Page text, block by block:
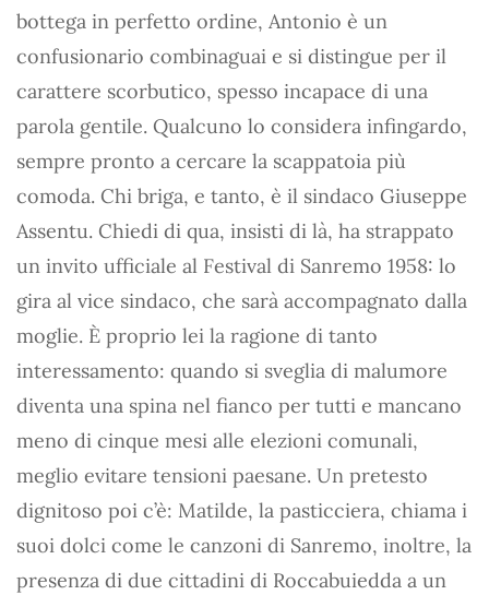
bottega in perfetto ordine, Antonio è un
confusionario combinaguai e si distingue per il
carattere scorbutico, spesso incapace di una
parola gentile. Qualcuno lo considera infingardo,
sempre pronto a cercare la scappatoia più
comoda. Chi briga, e tanto, è il sindaco Giuseppe
Assentu. Chiedi di qua, insisti di là, ha strappato
un invito ufficiale al Festival di Sanremo 1958: lo
gira al vice sindaco, che sarà accompagnato dalla
moglie. È proprio lei la ragione di tanto
interessamento: quando si sveglia di malumore
diventa una spina nel fianco per tutti e mancano
meno di cinque mesi alle elezioni comunali,
meglio evitare tensioni paesane. Un pretesto
dignitoso poi c’è: Matilde, la pasticciera, chiama i
suoi dolci come le canzoni di Sanremo, inoltre, la
presenza di due cittadini di Roccabuiedda a un